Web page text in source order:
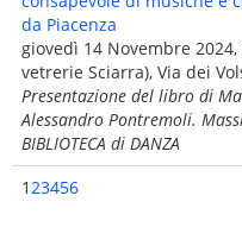
da Piacenza
giovedì 14 Novembre 2024,
vetrerie Sciarra), Via dei
Presentazione del libro di
Alessandro Pontremoli.
BIBLIOTECA di DANZA
123456